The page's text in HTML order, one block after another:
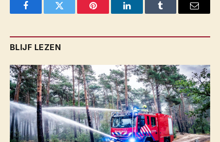
FacebookTwitter Pinterest LinkedInTumblr Email
BLIJF LEZEN